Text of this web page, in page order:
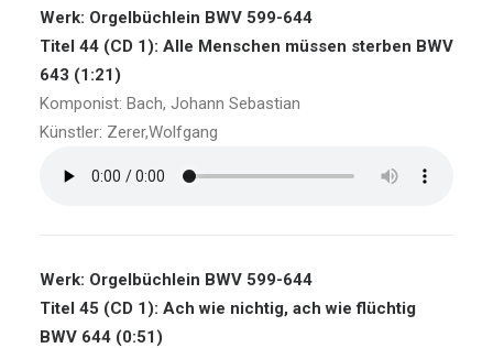
Werk: Orgelbüchlein BWV 599-644
Titel 44 (CD 1): Alle Menschen müssen sterben BWV
643 (1:21)
Komponist: Bach, Johann Sebastian
Künstler: Zerer,Wolfgang
Werk: Orgelbüchlein BWV 599-644
Titel 45 (CD 1): Ach wie nichtig, ach wie flüchtig
BWV 644 (0:51)